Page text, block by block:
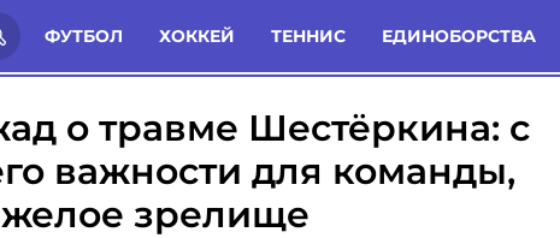
ФУТБОЛ ХОККЕЙ ТЕННИС ЕДИНОБОРСТВА
России: Статьи Комменты Новости
о травме Шестёркина: с
важности для команды,
зрелище